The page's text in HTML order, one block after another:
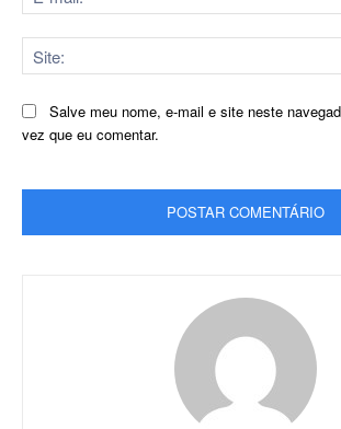
Salve meu nome, e-mail e site neste
vez que eu comentar.